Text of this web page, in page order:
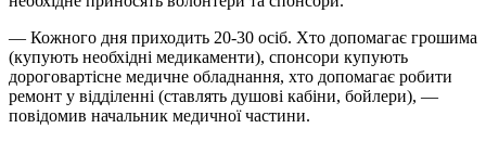
— Кожного дня приходить 20-30 осіб. Хто допомагає грошима
(купують необхідні медикаменти), спонсори купують
дороговартісне медичне обладнання, хто допомагає робити
ремонт у відділенні (ставлять душові кабіни, бойлери), —
повідомив начальник медичної частини.